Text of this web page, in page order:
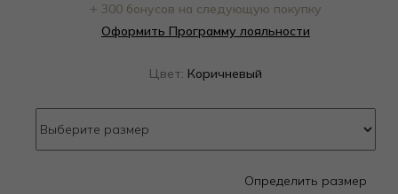
+ 300 бонусов на следующую покупку
Оформить Программу лояльности
Цвет: Коричневый
Определить размер